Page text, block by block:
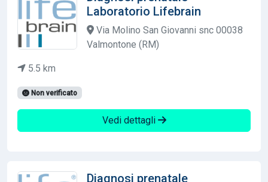
Laboratorio Lifebrain
Via Molino San Giovanni snc 00038
Valmontone (RM)
5.5 km
Non verificato
Vedi dettagli
Diagnosi prenatale